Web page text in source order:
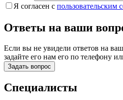
Я согласен c пользовательс­ким
Ответы на ваши
Если вы не увидели ответов на
задайте его нам его по телефону
Задать вопрос
Специалисты